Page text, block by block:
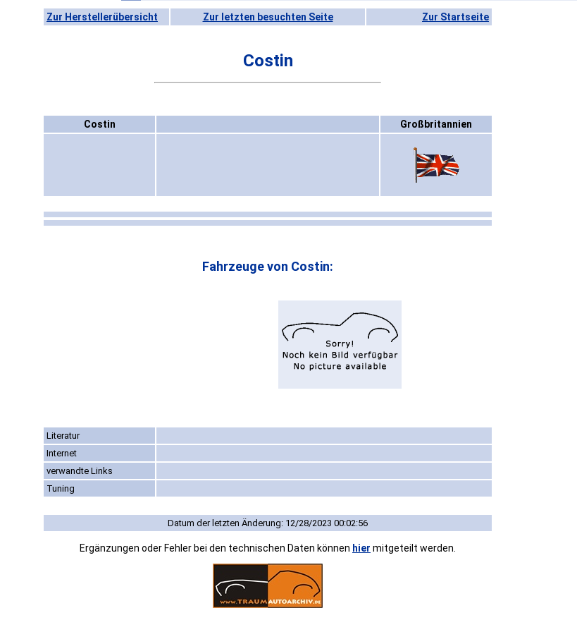
Zur Herstellerübersicht Zur letzten besuchten Seite Zur Startseite
Costin
Costin Großbritannien
Fahrzeuge von Costin:
Literatur
Internet
verwandte Links
Tuning
Datum der letzten Änderung: 12/28/2023 00:02:56
Ergänzungen oder Fehler bei den technischen Daten können hier mitgeteilt werden.